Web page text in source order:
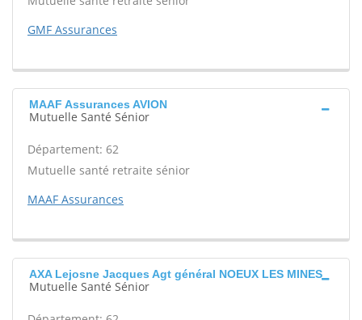
GMF Assurances
MAAF Assurances AVION
Mutuelle Santé Sénior
Département: 62
Mutuelle santé retraite sénior
MAAF Assurances
AXA Lejosne Jacques Agt général NOEUX LES MINES
Mutuelle Santé Sénior